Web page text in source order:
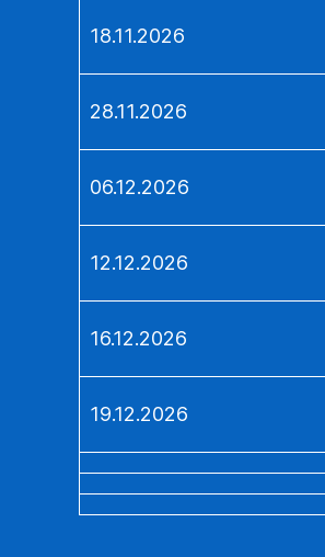
18.11.2026
28.11.2026
06.12.2026
12.12.2026
16.12.2026
19.12.2026